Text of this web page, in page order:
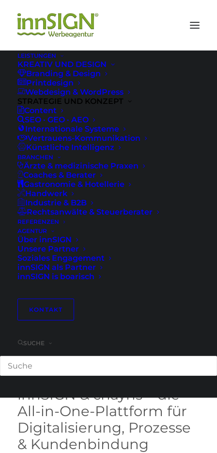
LEISTUNGEN
KREATIV UND DESIGN
Branding & Design
Printdesign
Webdesign & WordPress
STRATEGIE UND KONZEPT
Content
SEO · GEO · AEO
Internationale Systeme
Vertrauens-Kommunikation
Künstliche Intelligenz
BRANCHEN
Ärzte & medizinische Praxen
Coaches & Berater
Gastronomie & Hotellerie
Handwerk
Industrie & B2B
Rechtsanwälte & Steuerberater
REFERENZEN
AGENTUR
Über innSIGN
Unsere Partner
Soziales Engagement
innSIGN als Partner
innSIGN is boarisch
KONTAKT
SUCHE
Chayns
UNVERBINDLICH INS
GESPRÄCH KOMMEN
innSIGN & chayns – die
All-in-One-Plattform für
Digitalisierung, Prozesse
& Kundenbindung